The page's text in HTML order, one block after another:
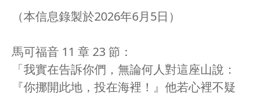
（本信息錄製於2026年6月5日）
馬可福音 11 章 23 節：
「我實在告訴你們，無論何人對這座山說：
『你挪開此地，投在海裡！』他若心裡不疑